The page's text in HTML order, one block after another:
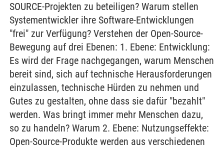
SOURCE-Projekten zu beteiligen? Warum stellen
Systementwickler ihre Software-Entwicklungen
"frei" zur Verfügung? Verstehen der Open-Source-
Bewegung auf drei Ebenen: 1. Ebene: Entwicklung:
Es wird der Frage nachgegangen, warum Menschen
bereit sind, sich auf technische Herausforderungen
einzulassen, technische Hürden zu nehmen und
Gutes zu gestalten, ohne dass sie dafür "bezahlt"
werden. Was bringt immer mehr Menschen dazu,
so zu handeln? Warum 2. Ebene: Nutzungseffekte:
Open-Source-Produkte werden aus verschiedenen